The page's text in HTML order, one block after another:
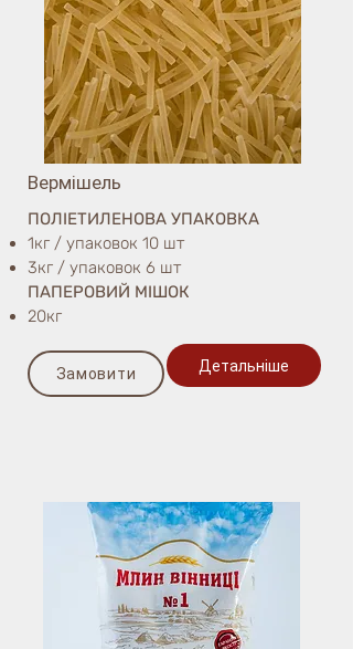
Вермішель
ПОЛІЕТИЛЕНОВА УПАКОВКА
1кг / упаковок 10 шт
3кг / упаковок 6 шт
ПАПЕРОВИЙ МІШОК
20кг
Замовити Детальніше